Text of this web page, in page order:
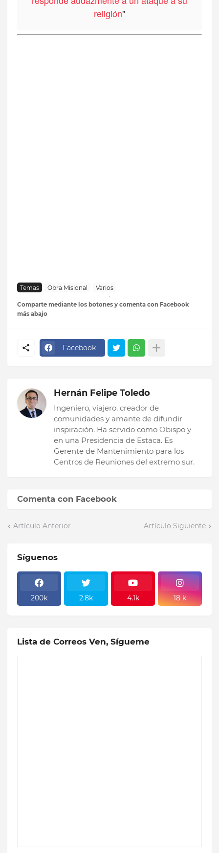
religión"
Temas Obra Misional Varios
Comparte mediante los botones y comenta con Facebook
más abajo
Facebook
Hernán Felipe Toledo
Ingeniero, viajero, creador de
comunidades y amante de difundir
inspiración. Ha servido como Obispo y
en una Presidencia de Estaca. Es
Gerente de Mantenimiento para los
Centros de Reuniones del extremo sur.
Comenta con Facebook
Artículo Anterior Artículo Siguiente
Síguenos
200k 2.8k 4.1k 18 k
Lista de Correos Ven, Sígueme